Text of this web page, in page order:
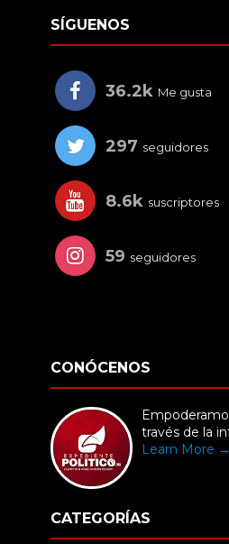
SÍGUENOS
36.2k Me gusta
297 seguidores
8.6k suscriptores
59 seguidores
CONÓCENOS
través de la
Learn More →
CATEGORÍAS